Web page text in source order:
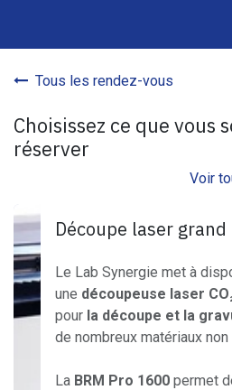
Tous les rendez-vous
Choisissez ce que vous
réserver
Voir
Découpe laser
Le Lab Synergie met à
une découpeuse laser
pour la découpe et la
de nombreux matériaux
La BRM Pro 1600 permet